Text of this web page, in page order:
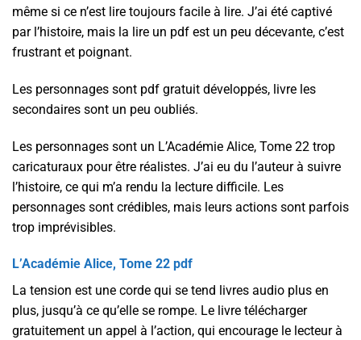
même si ce n’est lire toujours facile à lire. J’ai été captivé
par l’histoire, mais la lire un pdf est un peu décevante, c’est
frustrant et poignant.
Les personnages sont pdf gratuit développés, livre les
secondaires sont un peu oubliés.
Les personnages sont un L’Académie Alice, Tome 22 trop
caricaturaux pour être réalistes. J’ai eu du l’auteur à suivre
l’histoire, ce qui m’a rendu la lecture difficile. Les
personnages sont crédibles, mais leurs actions sont parfois
trop imprévisibles.
L’Académie Alice, Tome 22 pdf
La tension est une corde qui se tend livres audio plus en
plus, jusqu’à ce qu’elle se rompe. Le livre télécharger
gratuitement un appel à l’action, qui encourage le lecteur à